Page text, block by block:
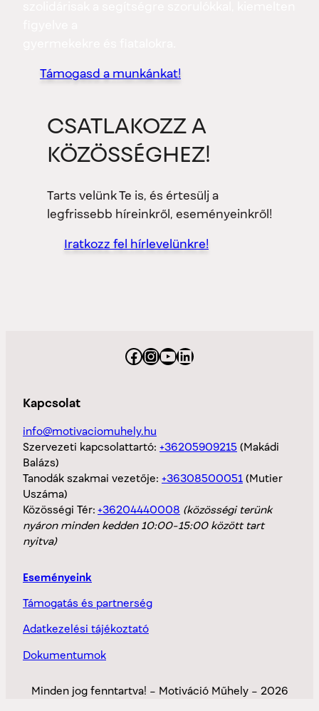
Támogasd a munkánkat!
CSATLAKOZZ A
KÖZÖSSÉGHEZ!
Tarts velünk Te is, és értesülj a
legfrissebb híreinkről, eseményeinkről!
Iratkozz fel hírlevelünkre!
Facebook InstagramYouTube LinkedIn
Kapcsolat
info@motivaciomuhely.hu
Szervezeti kapcsolattartó: +36205909215 (Makádi
Balázs)
Tanodák szakmai vezetője: +36308500051 (Mutier
Uszáma)
Közösségi Tér: +36204440008 (közösségi terünk
nyáron minden kedden 10:00-15:00 között tart
nyitva)
Eseményeink
Támogatás és partnerség
Adatkezelési tájékoztató
Dokumentumok
Minden jog fenntartva! – Motiváció Műhely – 2026